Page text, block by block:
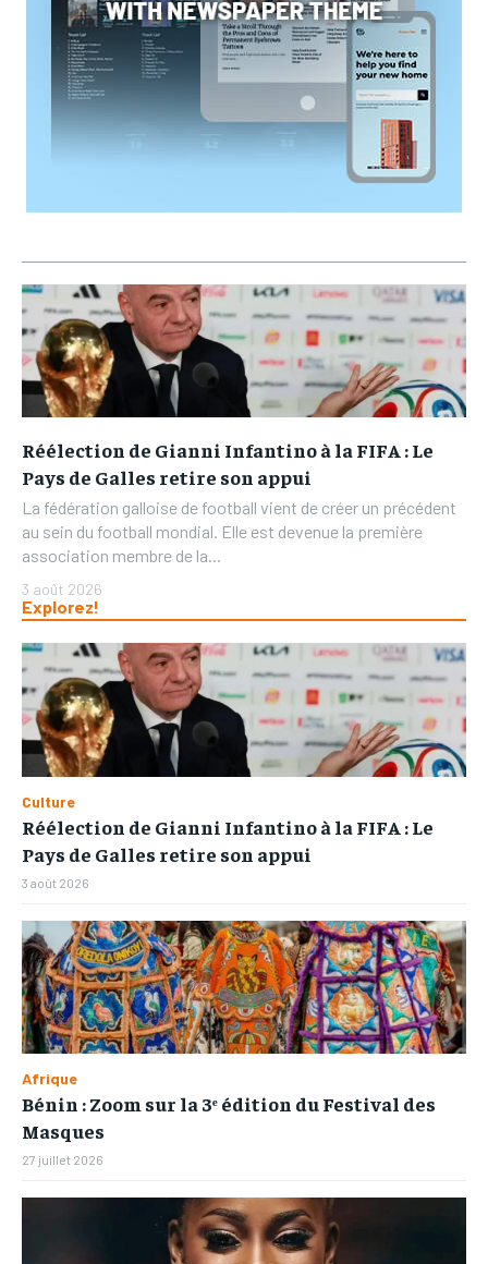
Réélection de Gianni Infantino à la FIFA : Le
Pays de Galles retire son appui
La fédération galloise de football vient de créer un précédent
au sein du football mondial. Elle est devenue la première
association membre de la...
3 août 2026
Explorez!
Culture
Réélection de Gianni Infantino à la FIFA : Le
Pays de Galles retire son appui
3 août 2026
Afrique
Bénin : Zoom sur la 3ᵉ édition du Festival des
Masques
27 juillet 2026